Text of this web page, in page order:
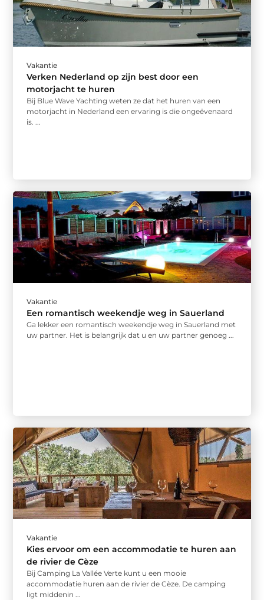
Vakantie
Verken Nederland op zijn best door een
motorjacht te huren
Bij Blue Wave Yachting weten ze dat het huren van een
motorjacht in Nederland een ervaring is die ongeëvenaard
is. ...
Vakantie
Een romantisch weekendje weg in Sauerland
Ga lekker een romantisch weekendje weg in Sauerland met
uw partner. Het is belangrijk dat u en uw partner genoeg ...
Vakantie
Kies ervoor om een accommodatie te huren aan
de rivier de Cèze
Bij Camping La Vallée Verte kunt u een mooie
accommodatie huren aan de rivier de Cèze. De camping
ligt middenin ...